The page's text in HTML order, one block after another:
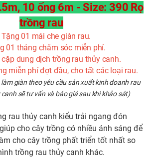
10 ống 6m - Size: 390 Rọ
trồng rau
Tặng 01 mái che giàn rau.
01 tháng chăm sóc miễn phí.
dung dịch trồng rau thủy canh.
miễn phí đợt đầu, cho tất các loại rau.
giàn theo yêu cầu sản xuất kinh doanh rau
sẽ tư vấn và báo giá sau khi khảo sát)
rau thủy canh kiểu trải ngang đón
cho cây trồng có nhiều ánh sáng để
cho cây trồng phất triển tốt nhất so
trồng rau thủy canh khác.